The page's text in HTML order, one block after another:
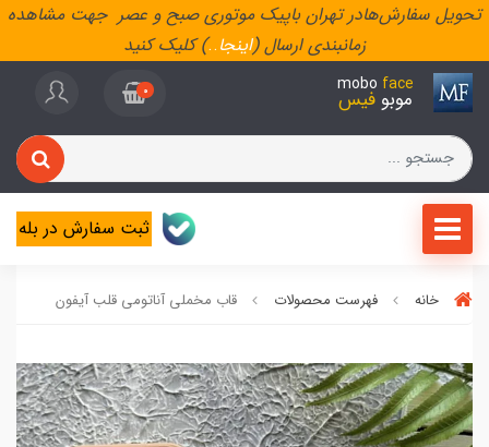
تحویل سفارش‌هادر تهران باپیک موتوری صبح و عصر جهت مشاهده
زمانبندی ارسال (اینجا..) کلیک کنید
mobo face
موبو فیس 0
ثبت سفارش در بله
خانه فهرست محصولات قاب مخملی آناتومی قلب آیفون